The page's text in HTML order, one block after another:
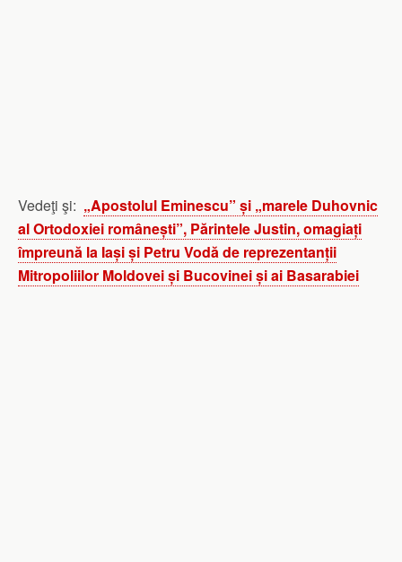
Vedeţi şi: „Apostolul Eminescu” și „marele Duhovnic
al Ortodoxiei românești”, Părintele Justin, omagiați
împreună la Iași și Petru Vodă de reprezentanții
Mitropoliilor Moldovei și Bucovinei și ai Basarabiei